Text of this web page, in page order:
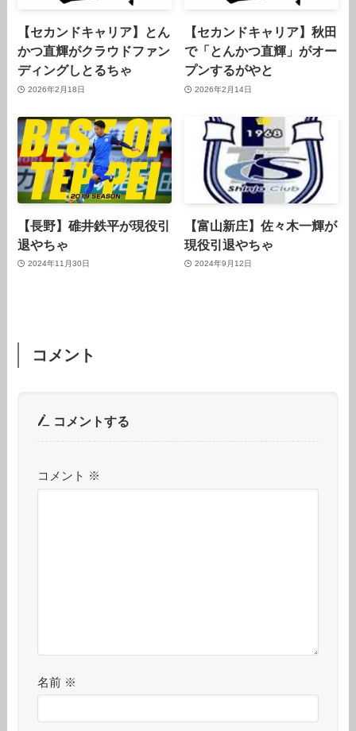
【セカンドキャリア】とん
かつ直輝がクラウドファン
ディングしとるちゃ
2026年2月18日
【セカンドキャリア】秋田
で「とんかつ直輝」がオー
プンするがやと
2026年2月14日
【長野】碓井鉄平が現役引
退やちゃ
2024年11月30日
【富山新庄】佐々木一輝が
現役引退やちゃ
2024年9月12日
コメント
コメントする
コメント ※
名前 ※